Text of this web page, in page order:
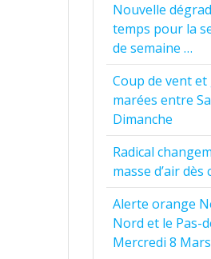
Nouvelle
temps pour la
de semaine …
Coup de vent
marées entre
Dimanche
Radical
masse d’air dès
Alerte orange
Nord et le Pas-
Mercredi 8 Mars